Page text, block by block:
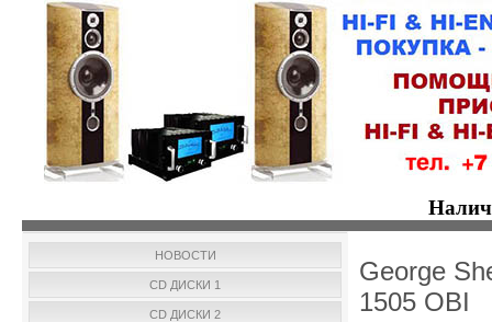
НОВОСТИ
CD ДИСКИ 1
CD ДИСКИ 2
George
1505 OBI